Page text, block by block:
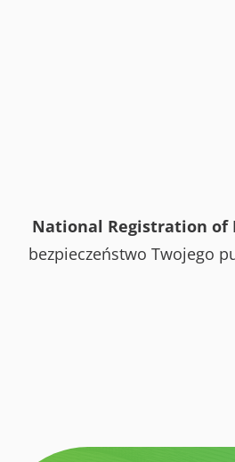
National Registration of
bezpieczeństwo Twojego